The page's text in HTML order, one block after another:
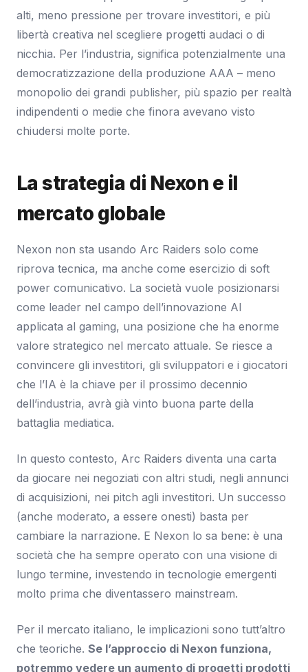
alti, meno pressione per trovare investitori, e più
libertà creativa nel scegliere progetti audaci o di
nicchia. Per l’industria, significa potenzialmente una
democratizzazione della produzione AAA – meno
monopolio dei grandi publisher, più spazio per realtà
indipendenti o medie che finora avevano visto
chiudersi molte porte.
La strategia di Nexon e il
mercato globale
Nexon non sta usando Arc Raiders solo come
riprova tecnica, ma anche come esercizio di soft
power comunicativo. La società vuole posizionarsi
come leader nel campo dell’innovazione AI
applicata al gaming, una posizione che ha enorme
valore strategico nel mercato attuale. Se riesce a
convincere gli investitori, gli sviluppatori e i giocatori
che l’IA è la chiave per il prossimo decennio
dell’industria, avrà già vinto buona parte della
battaglia mediatica.
In questo contesto, Arc Raiders diventa una carta
da giocare nei negoziati con altri studi, negli annunci
di acquisizioni, nei pitch agli investitori. Un successo
(anche moderato, a essere onesti) basta per
cambiare la narrazione. E Nexon lo sa bene: è una
società che ha sempre operato con una visione di
lungo termine, investendo in tecnologie emergenti
molto prima che diventassero mainstream.
Per il mercato italiano, le implicazioni sono tutt’altro
che teoriche. Se l’approccio di Nexon funziona,
potremmo vedere un aumento di progetti prodotti